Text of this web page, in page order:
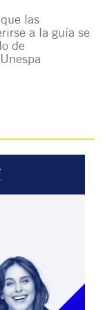
las
a la guía se
de